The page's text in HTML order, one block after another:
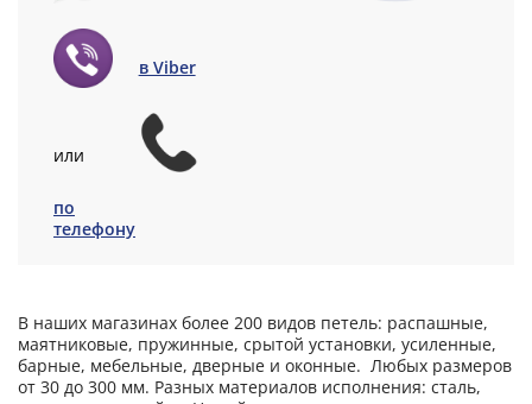
в Viber
или
по
телефону
В наших магазинах более 200 видов петель: распашные,
маятниковые, пружинные, срытой установки, усиленные,
барные, мебельные, дверные и оконные. Любых размеров
от 30 до 300 мм. Разных материалов исполнения: сталь,